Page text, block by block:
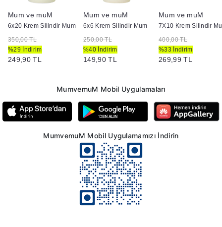
Mum ve muM
6x20 Krem Silindir Mum
350,00 TL
%29 İndirim
249,90 TL
Mum ve muM
6x6 Krem Silindir Mum
250,00 TL
%40 İndirim
149,90 TL
Mum ve muM
7X10 Krem Silindir
400,00 TL
%33 İndirim
269,99 TL
MumvemuM Mobil Uygulamaları
MumvemuM Mobil Uygulamamızı İndirin